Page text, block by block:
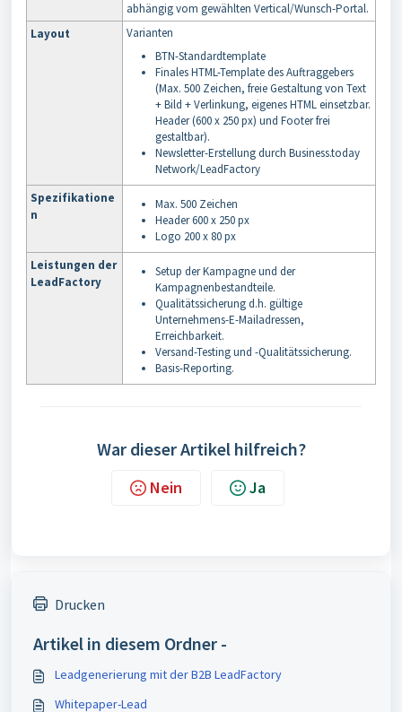
abhängig vom gewählten Vertical/Wunsch-Portal.
Layout
Varianten
BTN-Standardtemplate
Finales HTML-Template des Auftraggebers
(Max. 500 Zeichen, freie Gestaltung von Text
+ Bild + Verlinkung, eigenes HTML einsetzbar.
Header (600 x 250 px) und Footer frei
gestaltbar).
Newsletter-Erstellung durch Business.today
Network/LeadFactory
Spezifikatione
n
Max. 500 Zeichen
Header 600 x 250 px
Logo 200 x 80 px
Leistungen der
LeadFactory
Setup der Kampagne und der
Kampagnenbestandteile.
Qualitätssicherung d.h. gültige
Unternehmens-E-Mailadressen,
Erreichbarkeit.
Versand-Testing und -Qualitätssicherung.
Basis-Reporting.
War dieser Artikel hilfreich?
Nein Ja
Drucken
Artikel in diesem Ordner -
Leadgenerierung mit der B2B LeadFactory
Whitepaper-Lead